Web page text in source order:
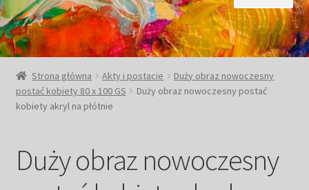
OBRAZY DOSTĘPNE
Duże obrazy
Postacie
Strona główna Akty i postacie
Duży obraz nowoczesny
postać kobiety 80 x 100 GS
Duży obraz nowoczesny postać
kobiety akryl na płótnie
Duży obraz nowoczesny